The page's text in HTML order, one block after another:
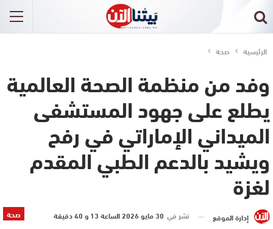
الرئيسية صحة
وفد من منظمة الصحة العالمية
يطلع على جهود المستشفى
الميداني الإماراتي في رفح
ويشيد بالدعم الطبي المقدم
لغزة
صحة إدارة الموقع نشر في 30 مايو 2026 الساعة 13 و 40 دقيقة